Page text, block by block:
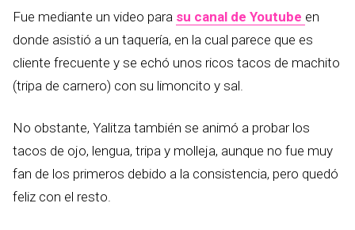
Fue mediante un video para su canal de Youtube en
donde asistió a un taquería, en la cual parece que es
cliente frecuente y se echó unos ricos tacos de machito
(tripa de carnero) con su limoncito y sal.
No obstante, Yalitza también se animó a probar los
tacos de ojo, lengua, tripa y molleja, aunque no fue muy
fan de los primeros debido a la consistencia, pero quedó
feliz con el resto.